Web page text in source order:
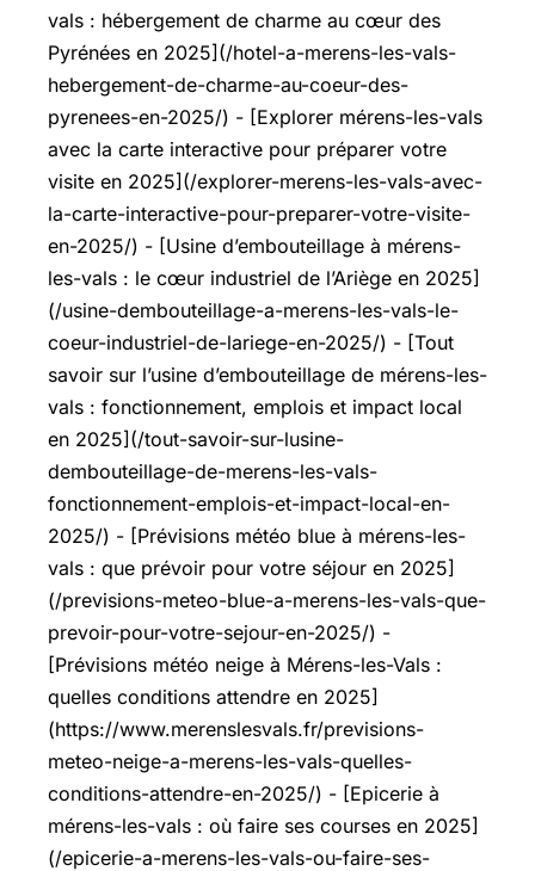
vals : hébergement de charme au cœur des
Pyrénées en 2025](/hotel-a-merens-les-vals-
hebergement-de-charme-au-coeur-des-
pyrenees-en-2025/) - [Explorer mérens-les-vals
avec la carte interactive pour préparer votre
visite en 2025](/explorer-merens-les-vals-avec-
la-carte-interactive-pour-preparer-votre-visite-
en-2025/) - [Usine d’embouteillage à mérens-
les-vals : le cœur industriel de l’Ariège en 2025]
(/usine-dembouteillage-a-merens-les-vals-le-
coeur-industriel-de-lariege-en-2025/) - [Tout
savoir sur l’usine d’embouteillage de mérens-les-
vals : fonctionnement, emplois et impact local
en 2025](/tout-savoir-sur-lusine-
dembouteillage-de-merens-les-vals-
fonctionnement-emplois-et-impact-local-en-
2025/) - [Prévisions météo blue à mérens-les-
vals : que prévoir pour votre séjour en 2025]
(/previsions-meteo-blue-a-merens-les-vals-que-
prevoir-pour-votre-sejour-en-2025/) -
[Prévisions météo neige à Mérens-les-Vals :
quelles conditions attendre en 2025]
(https://www.merenslesvals.fr/previsions-
meteo-neige-a-merens-les-vals-quelles-
conditions-attendre-en-2025/) - [Epicerie à
mérens-les-vals : où faire ses courses en 2025]
(/epicerie-a-merens-les-vals-ou-faire-ses-